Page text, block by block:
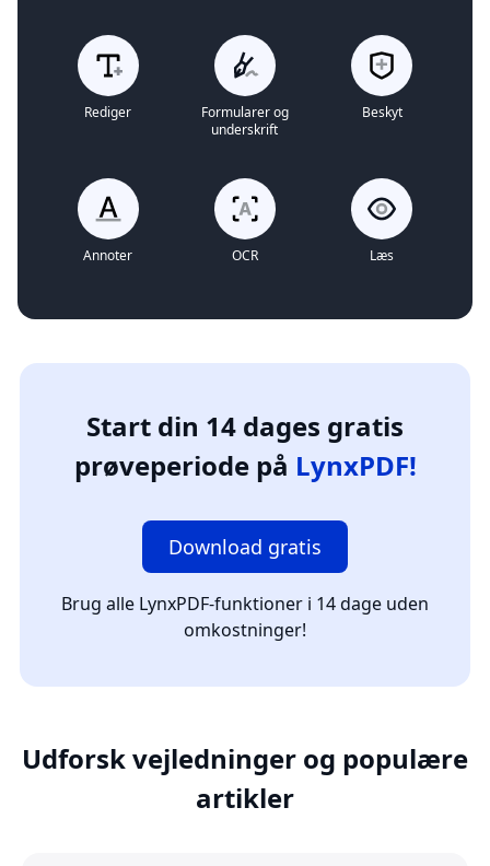
Rediger
Formularer og
underskrift
Beskyt
Annoter OCR Læs
Start din 14 dages gratis
prøveperiode på LynxPDF!
Download gratis
Brug alle LynxPDF-funktioner i 14 dage uden
omkostninger!
Udforsk vejledninger og populære
artikler